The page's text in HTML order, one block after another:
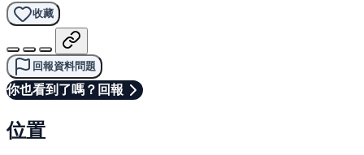
收藏
回報資料問題
你也看到了嗎？回報
位置